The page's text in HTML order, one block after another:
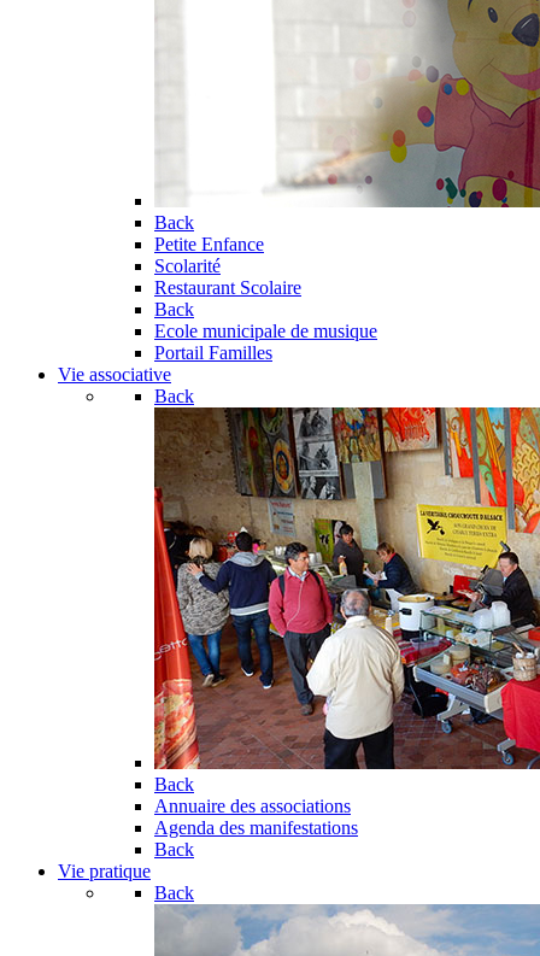
Back
Petite Enfance
Scolarité
Restaurant Scolaire
Back
Ecole municipale de musique
Portail Familles
Vie associative
Back
Back
Annuaire des associations
Agenda des manifestations
Back
Vie pratique
Back